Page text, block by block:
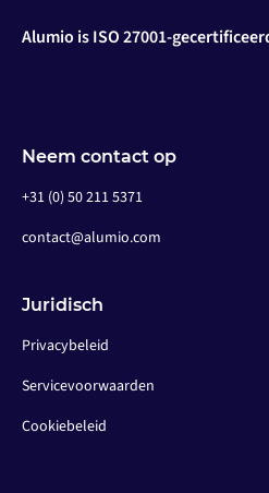
Alumio is ISO 27001-
Neem contact op
+31 (0) 50 211 5371
contact@alumio.com
Juridisch
Privacybeleid
Servicevoorwaarden
Cookiebeleid